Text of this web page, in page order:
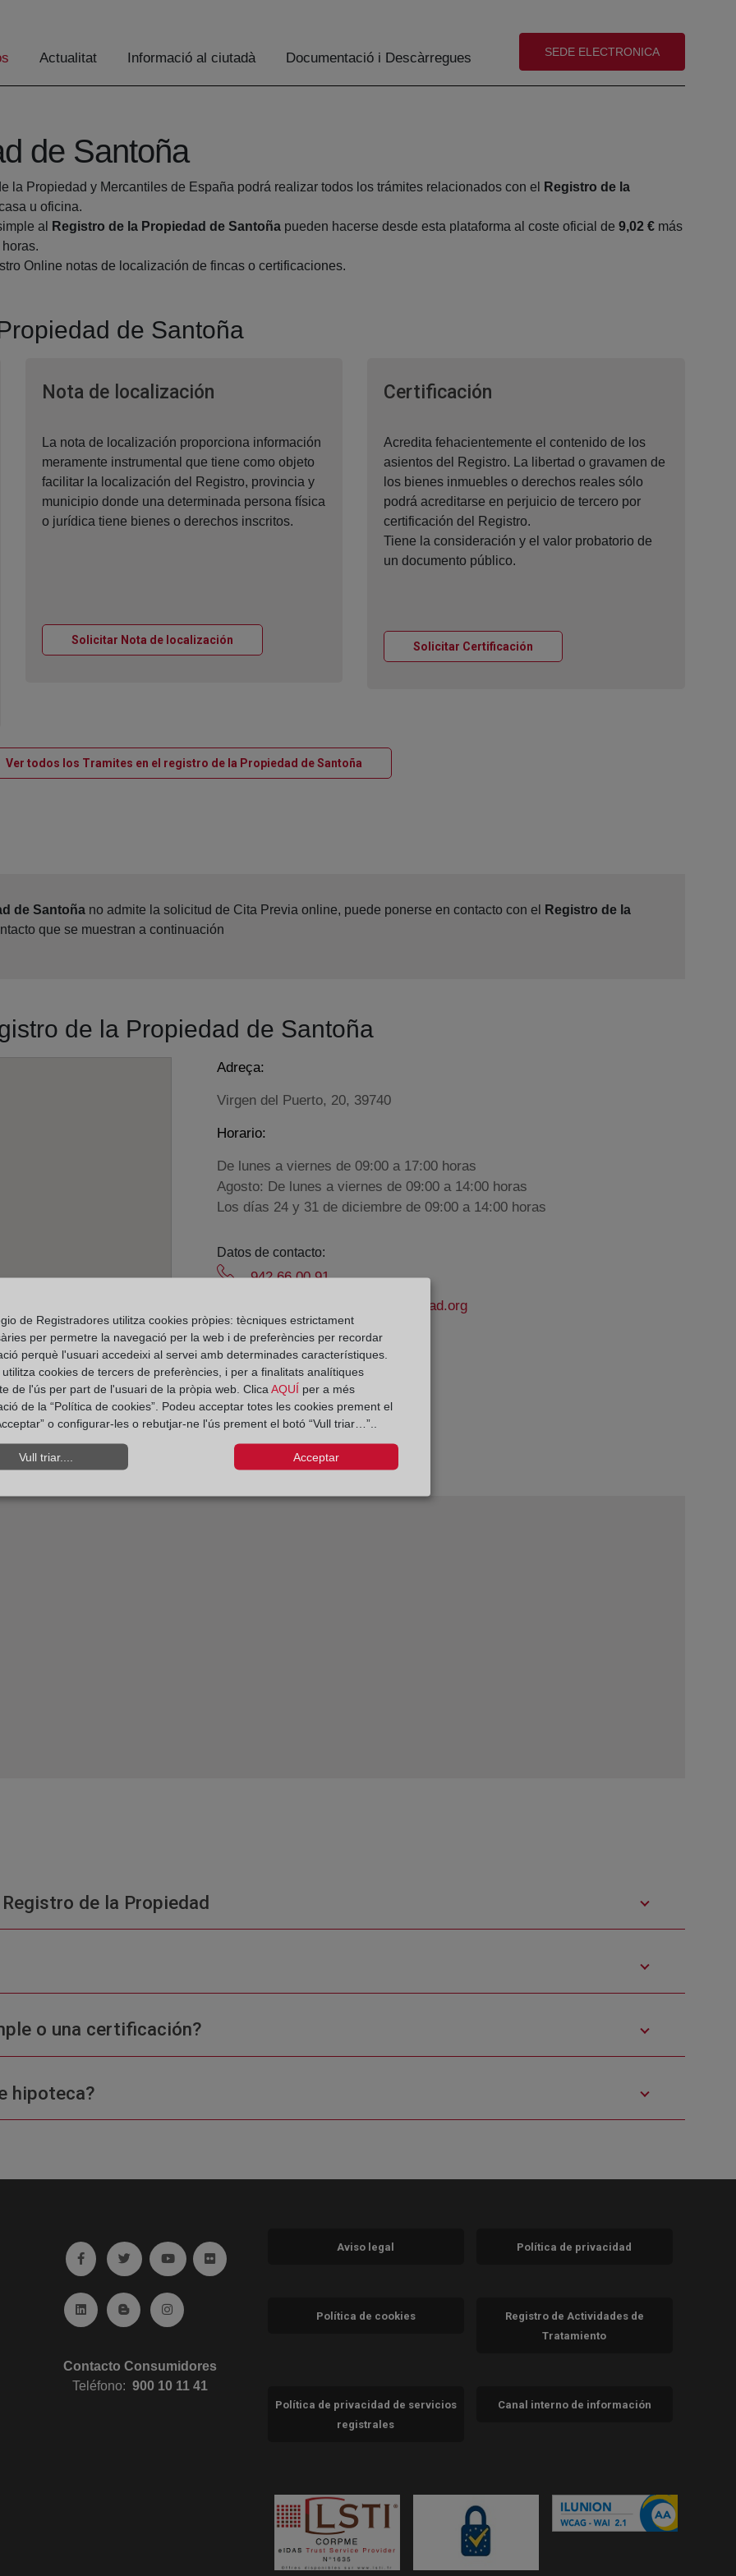
Actualitat Informació al ciutadà Documentació i Descàrregues (abre en nueva ventana)
SEDE ELECTRONICA
de Santoña
la Propiedad y Mercantiles de España podrá realizar todos los trámites relacionados con el
Registro de la
u oficina.
al
Registro de la Propiedad de Santoña pueden hacerse desde esta plataforma al coste oficial de 9,02 € más
Online notas de localización de fincas o certificaciones.
de Santoña
Nota de localizaciónVentana nueva
La nota de localización proporciona información
meramente instrumental que tiene como objeto
facilitar la localización del Registro, provincia y
municipio donde una determinada persona física
o jurídica tiene bienes o derechos inscritos.
Solicitar Nota de localizaciónVentana nueva
Certificación
Acredita fehacientemente el contenido de los
asientos del Registro. La libertad o gravamen de
los bienes inmuebles o derechos reales sólo
podrá acreditarse en perjuicio de tercero por
certificación del Registro.
Tiene la consideración y el valor probatorio de
un documento público.
Solicitar Certificación
Ver todos los Tramites en el registro de la Propiedad de Santoña
de Santoña no admite la solicitud de Cita Previa online, puede ponerse en contacto con el
Registro de la
que se muestran a continuación
de la Propiedad de Santoña
Adreça:
Virgen del Puerto, 20, 39740
Horario:
De lunes a viernes de 09:00 a 17:00 horas
Agosto: De lunes a viernes de 09:00 a 14:00 horas
Los días 24 y 31 de diciembre de 09:00 a 14:00 horas
Datos de contacto:
942 66 00 91
santona@registrodelapropiedad.org
Datos del Registrador:
Ricardo Mantecón Trueba
Delegado de Protección de Datos:
dpo@corpme.es
el distrito hipotecario
de la Propiedad
o una certificación?
hipoteca?
Ir a facebook (abre en ventana nueva)
Ir a twitter (abre en ventana nueva)
Ir a YouTube (abre en ventana nueva)
Ir a Flickr (abre en ventana nueva)
Ir a Linkedin (abre en ventana nueva)
Ir al Blog (abre en ventana nueva)
Ir a Instagram (abre en ventana nueva)
Contacto Consumidores
Teléfono:900 10 11 41
Aviso legal Política de privacidad
Política de cookies
Registro de Actividades de
Tratamiento
Política de privacidad de servicios
registrales
Canal interno de información
de Registradores utilitza cookies pròpies: tècniques estrictament
per permetre la navegació per la web i de preferències per recordar
perquè l'usuari accedeixi al servei amb determinades característiques.
utilitza cookies de tercers de preferències, i per a finalitats analítiques
de l'ús per part de l'usuari de la pròpia web. Clica AQUÍ per a més
de la “Política de cookies”. Podeu acceptar totes les cookies prement el
o configurar-les o rebutjar-ne l'ús prement el botó “Vull triar…”..
Vull triar.... Acceptar